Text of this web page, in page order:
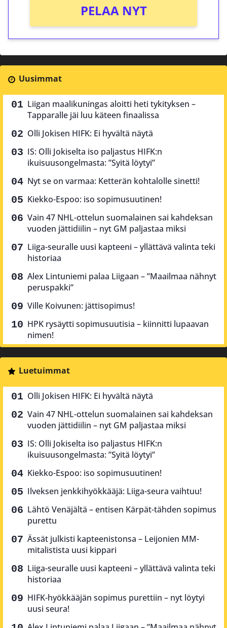
PELAA NYT
Uusimmat
Liigan maalikuningas aloitti heti tykityksen –
Tapparalle jäi luu käteen finaalissa
Olli Jokisen HIFK: Ei hyvältä näytä
IS: Olli Jokiselta iso paljastus HIFK:n
ikuisuusongelmasta: ”Syitä löytyi”
Nyt se on varmaa: Ketterän kohtalolle sinetti!
Kiekko-Espoo: iso sopimusuutinen!
Vain 47 NHL-ottelun suomalainen sai kahdeksan
vuoden jättidiilin – nyt GM paljastaa miksi
Liiga-seuralle uusi kapteeni – yllättävä valinta teki
historiaa
Alex Lintuniemi palaa Liigaan – ”Maailmaa nähnyt
peruspakki”
Ville Koivunen: jättisopimus!
HPK rysäytti sopimusuutisia – kiinnitti lupaavan
nimen!
Luetuimmat
Olli Jokisen HIFK: Ei hyvältä näytä
Vain 47 NHL-ottelun suomalainen sai kahdeksan
vuoden jättidiilin – nyt GM paljastaa miksi
IS: Olli Jokiselta iso paljastus HIFK:n
ikuisuusongelmasta: ”Syitä löytyi”
Kiekko-Espoo: iso sopimusuutinen!
Ilveksen jenkkihyökkääjä: Liiga-seura vaihtuu!
Lähtö Venäjältä – entisen Kärpät-tähden sopimus
purettu
Ässät julkisti kapteenistonsa – Leijonien MM-
mitalistista uusi kippari
Liiga-seuralle uusi kapteeni – yllättävä valinta teki
historiaa
HIFK-hyökkääjän sopimus purettiin – nyt löytyi
uusi seura!